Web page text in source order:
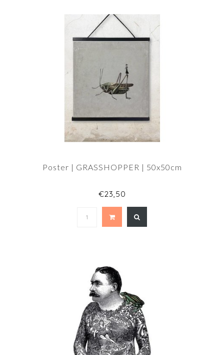
Poster | GRASSHOPPER | 50x50cm
€23,50